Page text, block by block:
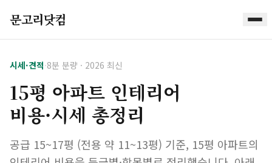
문고리닷컴
시세·견적·8분 분량 · 2026 최신
15평 아파트 인테리어
비용·시세 총정리
공급 15~17평 (전용 약 11~13평) 기준, 15평 아파트의